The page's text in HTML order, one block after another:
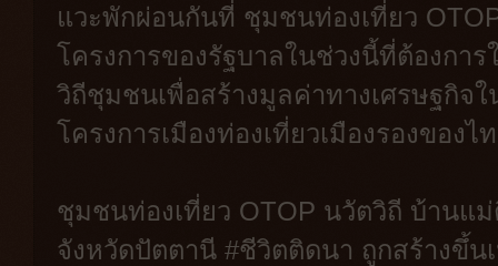
แวะพักผ่อนกันที่ ชุมชนท่องเที่ยว
โครงการของรัฐบาลในช่วงนี้ที่ต้องกา
วิถีชุมชนเพื่อสร้างมูลค่าทางเศรษฐกิจ
โครงการเมืองท่องเที่ยวเมืองรองของไ
ชุมชนท่องเที่ยว OTOP นวัตวิถี บ้านแ
จังหวัดปัตตานี #ชีวิตติดนา ถูกสร้างขึ้น